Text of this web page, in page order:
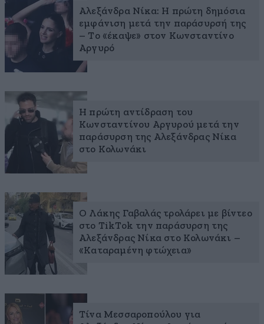
Αλεξάνδρα Νίκα: Η πρώτη δημόσια
εμφάνιση μετά την παράσυρσή της
– Το «έκαψε» στον Κωνσταντίνο
Αργυρό
Η πρώτη αντίδραση του
Κωνσταντίνου Αργυρού μετά την
παράσυρση της Αλεξάνδρας Νίκα
στο Κολωνάκι
Ο Λάκης Γαβαλάς τρολάρει με βίντεο
στο ΤikTok την παράσυρση της
Αλεξάνδρας Νίκα στο Κολωνάκι –
«Καταραμένη φτώχεια»
Τίνα Μεσσαροπούλου για